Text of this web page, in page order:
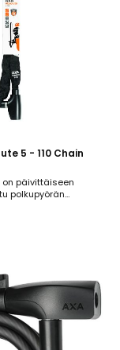
5 - 110 Chain
on päivittäiseen
polkupyörän
erityisesti
matalan